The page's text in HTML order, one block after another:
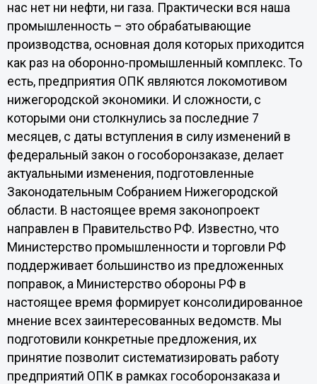
нас нет ни нефти, ни газа. Практически вся наша
промышленность – это обрабатывающие
производства, основная доля которых приходится
как раз на оборонно-промышленный комплекс. То
есть, предприятия ОПК являются локомотивом
нижегородской экономики. И сложности, с
которыми они столкнулись за последние 7
месяцев, с даты вступления в силу изменений в
федеральный закон о гособоронзаказе, делает
актуальными изменения, подготовленные
Законодательным Собранием Нижегородской
области. В настоящее время законопроект
направлен в Правительство РФ. Известно, что
Министерство промышленности и торговли РФ
поддерживает большинство из предложенных
поправок, а Министерство обороны РФ в
настоящее время формирует консолидированное
мнение всех заинтересованных ведомств. Мы
подготовили конкретные предложения, их
принятие позволит систематизировать работу
предприятий ОПК в рамках гособоронзаказа и